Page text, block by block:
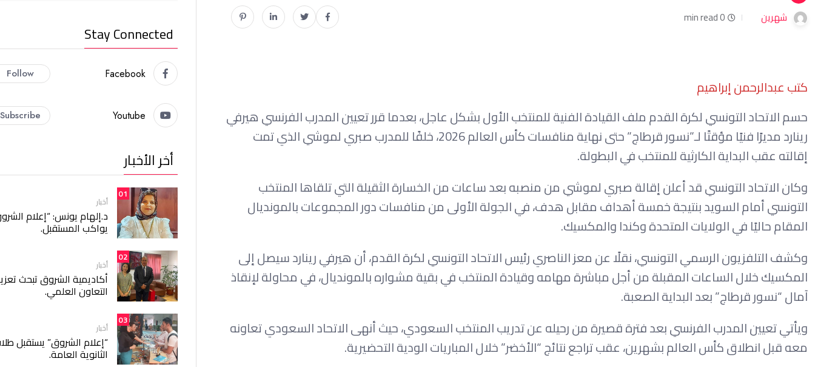
شهرين 0 min read
كتب عبدالرحمن إبراهيم
حسم الاتحاد التونسي لكرة القدم ملف القيادة الفنية للمنتخب الأول بشكل عاجل، بعدما قرر تعيين المدرب الفرنسي هيرفي
رينارد مديرًا فنيًا مؤقتًا لـ”نسور قرطاج” حتى نهاية منافسات كأس العالم 2026، خلفًا للمدرب صبري لموشي الذي تمت
إقالته عقب البداية الكارثية للمنتخب في البطولة.
وكان الاتحاد التونسي قد أعلن إقالة صبري لموشي من منصبه بعد ساعات من الخسارة الثقيلة التي تلقاها المنتخب
التونسي أمام السويد بنتيجة خمسة أهداف مقابل هدف، في الجولة الأولى من منافسات دور المجموعات بالمونديال
المقام حاليًا في الولايات المتحدة وكندا والمكسيك.
وكشف التلفزيون الرسمي التونسي، نقلًا عن معز الناصري رئيس الاتحاد التونسي لكرة القدم، أن هيرفي رينارد سيصل إلى
المكسيك خلال الساعات المقبلة من أجل مباشرة مهامه وقيادة المنتخب في بقية مشواره بالمونديال، في محاولة لإنقاذ
آمال “نسور قرطاج” بعد البداية الصعبة.
ويأتي تعيين المدرب الفرنسي بعد فترة قصيرة من رحيله عن تدريب المنتخب السعودي، حيث أنهى الاتحاد السعودي تعاونه
معه قبل انطلاق كأس العالم بشهرين، عقب تراجع نتائج “الأخضر” خلال المباريات الودية التحضيرية.
Stay Connected
Facebook
Follow
Youtube
Subscribe
أخر الأخبار
01
أخبار
د.إلهام يونس: “إعلام
يواكب المستقبل.
02
أخبار
أكاديمية الشروق تبحث
التعاون العلمي.
03
أخبار
“إعلام الشروق” يستقبل
الثانوية العامة.